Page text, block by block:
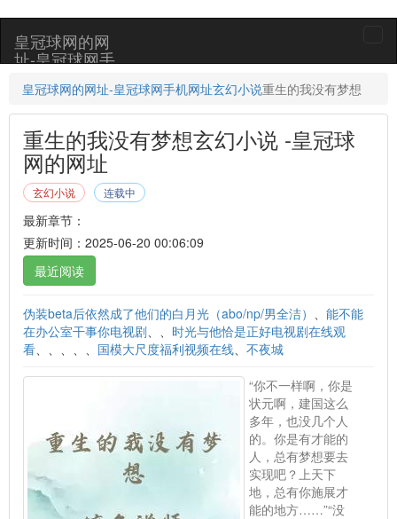
皇冠球网的网
址-皇冠球网手
皇冠球网的网址-皇冠球网手机网址玄幻小说重生的我没有梦想
重生的我没有梦想玄幻小说 -皇冠球
网的网址
玄幻小说 连载中
最新章节：
更新时间：2025-06-20 00:06:09
最近阅读
伪装beta后依然成了他们的白月光（abo/np/男全洁） 、 能不能
在办公室干事你电视剧、、 时光与他恰是正好电视剧在线观
看、、、、、 国模大尺度福利视频在线、 不夜城
“你不一样啊，你是
状元啊，建国这么
多年，也没几个人
的。你是有才能的
人，总有梦想要去
实现吧？上天下
地，总有你施展才
能的地方……”“没